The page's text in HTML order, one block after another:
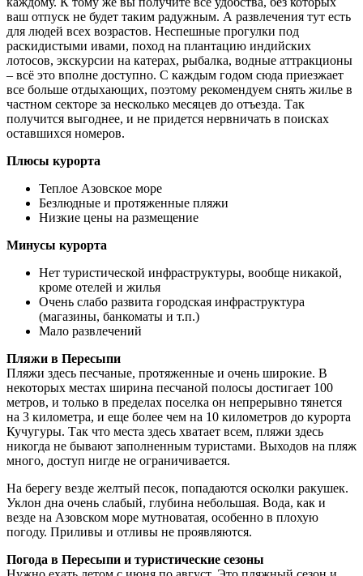
ваш отпуск не будет таким радужным. А развлечения тут есть
для людей всех возрастов. Неспешные прогулки под
раскидистыми ивами, поход на плантацию индийских
лотосов, экскурсии на катерах, рыбалка, водные аттракционы
– всё это вполне доступно. С каждым годом сюда приезжает
все больше отдыхающих, поэтому рекомендуем снять жилье в
частном секторе за несколько месяцев до отъезда. Так
получится выгоднее, и не придется нервничать в поисках
оставшихся номеров.
Плюсы курорта
Теплое Азовское море
Безлюдные и протяженные пляжи
Низкие цены на размещение
Минусы курорта
Нет туристической инфраструктуры, вообще никакой,
кроме отелей и жилья
Очень слабо развита городская инфраструктура
(магазины, банкоматы и т.п.)
Мало развлечений
Пляжи в Пересыпи
Пляжи здесь песчаные, протяженные и очень широкие. В
некоторых местах ширина песчаной полосы достигает 100
метров, и только в пределах поселка он непрерывно тянется
на 3 километра, и еще более чем на 10 километров до курорта
Кучугуры. Так что места здесь хватает всем, пляжи здесь
никогда не бывают заполненным туристами. Выходов на пляж
много, доступ нигде не ограничивается.
На берегу везде желтый песок, попадаются осколки ракушек.
Уклон дна очень слабый, глубина небольшая. Вода, как и
везде на Азовском море мутноватая, особенно в плохую
погоду. Приливы и отливы не проявляются.
Погода в Пересыпи и туристические сезоны